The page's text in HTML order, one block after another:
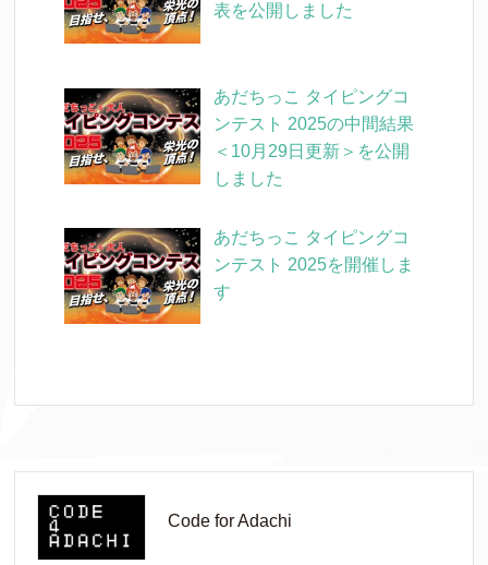
表を公開しました
あだちっこ タイピングコ
ンテスト 2025の中間結果
＜10月29日更新＞を公開
しました
あだちっこ タイピングコ
ンテスト 2025を開催しま
す
Code for Adachi